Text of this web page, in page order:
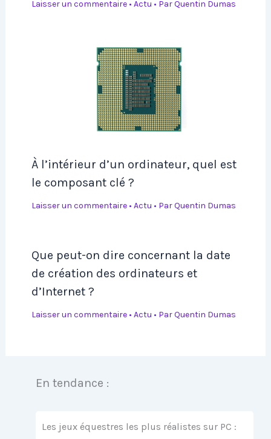
Laisser un commentaire • Actu • ParQuentin Dumas
À l’intérieur d’un ordinateur, quel est
le composant clé ?
Laisser un commentaire • Actu • ParQuentin Dumas
Que peut-on dire concernant la date
de création des ordinateurs et
d’Internet ?
Laisser un commentaire • Actu • ParQuentin Dumas
En tendance :
Les jeux équestres les plus réalistes sur PC :